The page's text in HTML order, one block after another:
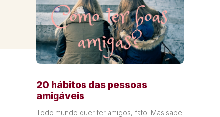
20 hábitos das pessoas
amigáveis
Todo mundo quer ter amigos, fato. Mas sabe